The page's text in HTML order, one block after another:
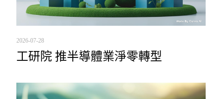
2026-07-28
工研院 推半導體業淨零轉型